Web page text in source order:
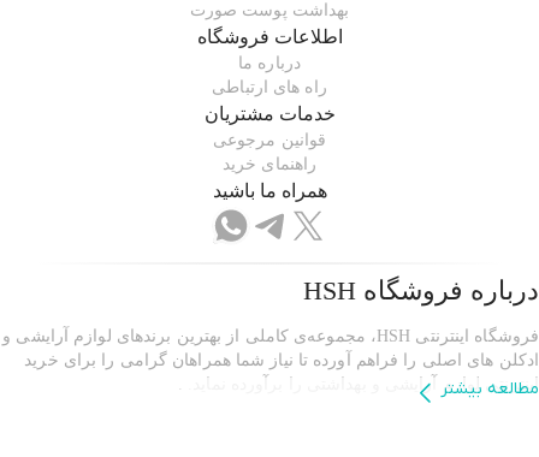
بهداشت پوست صورت
اطلاعات فروشگاه
درباره ما
راه های ارتباطی
خدمات مشتریان
قوانین مرجوعی
راهنمای خرید
همراه ما باشید
درباره فروشگاه HSH
فروشگاه اینترنتی HSH، مجموعه‌ی کاملی از بهترین برندهای لوازم آرایشی و
ادکلن های اصلی را فراهم آورده تا نیاز شما همراهان گرامی را برای خرید
اینترنتی لوازم آرایشی و بهداشتی را برآورده نماید.
. مطالعه بیشتر